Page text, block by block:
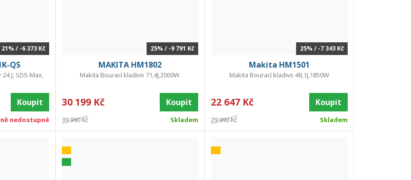
21% / -6 373 Kč
QS
J, SDS-Max,
Koupit
nedostupné
25% / -9 791 Kč
MAKITA HM1802
Makita Bourací kladivo 71,4J,2000W
30 199 Kč Koupit
39 990 Kč Skladem
25% / -7 343 Kč
Makita HM1501
Makita Bourací kladivo 48,1J,1850W
22 647 Kč Koupit
29 990 Kč Skladem